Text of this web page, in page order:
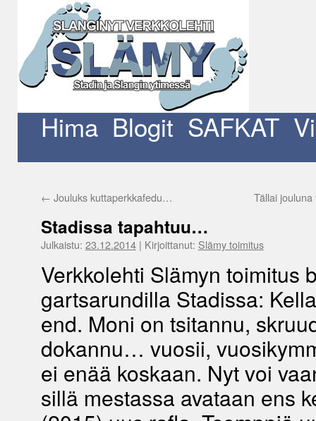
Hima Blogit SAFKAT
← Jouluks kuttaperkkafedu… Tällai
Stadissa tapahtuu…
Julkaistu: 23.12.2014| Kirjoittanut: Slämy toimitus
Verkkolehti Slämyn toimitus
gartsarundilla Stadissa:
end. Moni on tsitannu,
dokannu… vuosii,
ei enää koskaan. Nyt voi
sillä mestassa avataan ens